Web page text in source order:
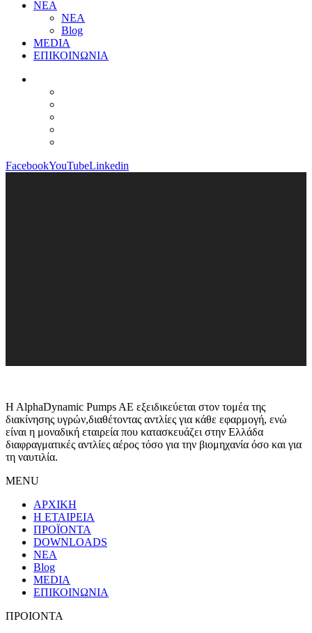
ΝΕΑ
ΝΕΑ
Blog
MEDIA
ΕΠΙΚΟΙΝΩΝΙΑ
FacebookYouTubeLinkedin
H AlphaDynamic Pumps AE εξειδικεύεται στον τομέα της
διακίνησης υγρών,διαθέτοντας αντλίες για κάθε εφαρμογή, ενώ
είναι η μοναδική εταιρεία που κατασκευάζει στην Ελλάδα
διαφραγματικές αντλίες αέρος τόσο για την βιομηχανία όσο και για
τη ναυτιλία.
MENU
ΑΡΧΙΚΗ
Η ΕΤΑΙΡΕΙΑ
ΠΡΟΪΟΝΤΑ
DOWNLOADS
ΝΕΑ
Blog
MEDIA
ΕΠΙΚΟΙΝΩΝΙΑ
ΠΡΟΙΟΝΤΑ